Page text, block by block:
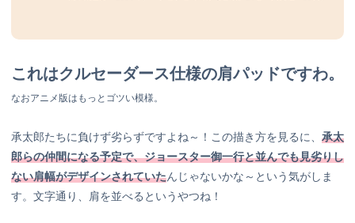
これはクルセーダース仕様の肩パッドですわ。
なおアニメ版はもっとゴツい模様。
承太郎たちに負けず劣らずですよね～！この描き方を見るに、 承太
郎らの仲間になる予定で、ジョースター御一行と並んでも見劣りし
ない肩幅がデザインされていたんじゃないかな～という気がしま
す。文字通り、肩を並べるというやつね！